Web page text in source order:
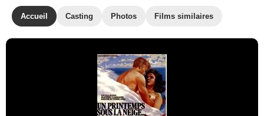
Accueil Casting Photos Films similaires